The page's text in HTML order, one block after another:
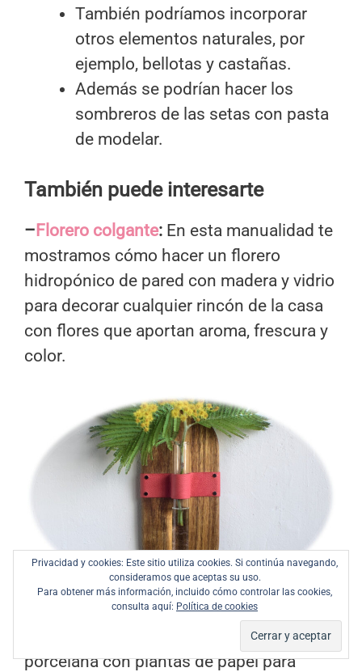
También podríamos incorporar
otros elementos naturales, por
ejemplo, bellotas y castañas.
Además se podrían hacer los
sombreros de las setas con pasta
de modelar.
También puede interesarte
– Florero colgante: En esta manualidad te
mostramos cómo hacer un florero
hidropónico de pared con madera y vidrio
para decorar cualquier rincón de la casa
con flores que aportan aroma, frescura y
color.
Taza decorativa:En esta manualidad te
mostramos cómo decorar una taza de
porcelana con plantas de papel para
Privacidad y cookies: Este sitio utiliza cookies. Si continúa navegando,
consideramos que aceptas su uso.
Para obtener más información, incluido cómo controlar las cookies,
consulta aquí: Política de cookies